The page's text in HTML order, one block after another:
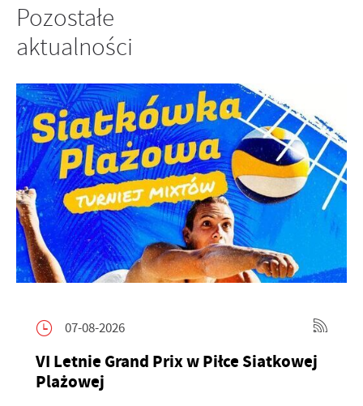
Pozostałe
aktualności
07-08-2026
VI Letnie Grand Prix w Piłce Siatkowej
Plażowej